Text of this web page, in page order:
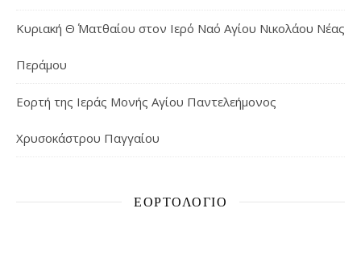
Κυριακή Θ΄ Ματθαίου στον Ιερό Ναό Αγίου Νικολάου Νέας
Περάμου
Εορτή της Ιεράς Μονής Αγίου Παντελεήμονος
Χρυσοκάστρου Παγγαίου
ΕΟΡΤΟΛΌΓΙΟ